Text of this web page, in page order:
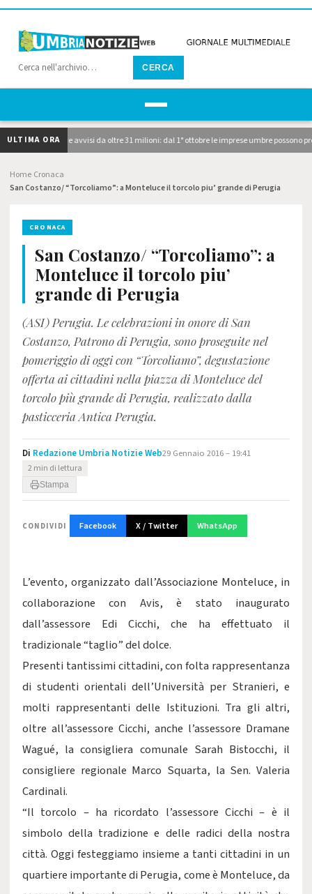
CERCA
ULTIMA ORA
pubblicati i due avvisi da oltre 31 milioni: dal 1° ottobre le imprese umbre possono
Home Cronaca
San Costanzo/ “Torcoliamo”: a Monteluce il torcolo piu’ grande di Perugia
CRONACA
San Costanzo/ “Torcoliamo”: a
Monteluce il torcolo piu’
grande di Perugia
(ASI) Perugia. Le celebrazioni in onore di San
Costanzo, Patrono di Perugia, sono proseguite nel
pomeriggio di oggi con “Torcoliamo”, degustazione
offerta ai cittadini nella piazza di Monteluce del
torcolo più grande di Perugia, realizzato dalla
pasticceria Antica Perugia.
Di Redazione Umbria Notizie Web29 Gennaio 2016 – 19:41
2 min di lettura
Stampa
CONDIVIDI Facebook X / Twitter WhatsApp
L’evento, organizzato dall’Associazione Monteluce, in
collaborazione con Avis, è stato inaugurato
dall’assessore Edi Cicchi, che ha effettuato il
tradizionale “taglio” del dolce.
Presenti tantissimi cittadini, con folta rappresentanza
di studenti orientali dell’Università per Stranieri, e
molti rappresentanti delle Istituzioni. Tra gli altri,
oltre all’assessore Cicchi, anche l’assessore Dramane
Wagué, la consigliera comunale Sarah Bistocchi, il
consigliere regionale Marco Squarta, la Sen. Valeria
Cardinali.
“Il torcolo – ha ricordato l’assessore Cicchi – è il
simbolo della tradizione e delle radici della nostra
città. Oggi festeggiamo insieme a tanti cittadini in un
quartiere importante di Perugia, come è Monteluce, da